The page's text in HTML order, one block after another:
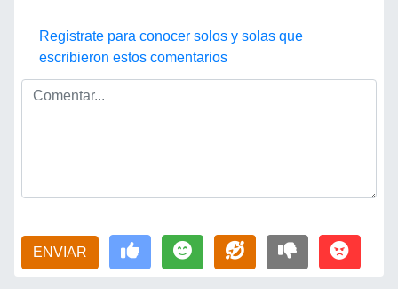
Registrate para conocer solos y solas que
escribieron estos comentarios
ENVIAR